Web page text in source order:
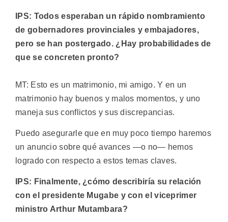
IPS: Todos esperaban un rápido nombramiento
de gobernadores provinciales y embajadores,
pero se han postergado. ¿Hay probabilidades de
que se concreten pronto?
MT: Esto es un matrimonio, mi amigo. Y en un
matrimonio hay buenos y malos momentos, y uno
maneja sus conflictos y sus discrepancias.
Puedo asegurarle que en muy poco tiempo haremos
un anuncio sobre qué avances —o no— hemos
logrado con respecto a estos temas claves.
IPS: Finalmente, ¿cómo describiría su relación
con el presidente Mugabe y con el viceprimer
ministro Arthur Mutambara?